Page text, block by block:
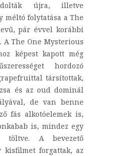
újra, illetve
méltó folytatása a The
pár évvel korábbi
The One Mysterious
képest kapott még
hordozó
társítottak,
és az oud dominál
de van benne
fás alkotóelemek is,
is, mindez egy
töltve. A bevezető
forgattak, az